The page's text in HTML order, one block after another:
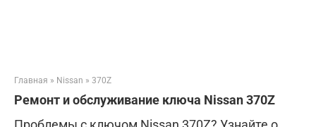
Главная » Nissan » 370Z
Ремонт и обслуживание ключа Nissan 370Z